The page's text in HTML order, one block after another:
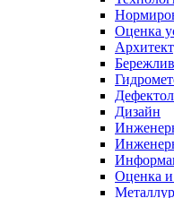
Оценка
Дизайн
Оценка и